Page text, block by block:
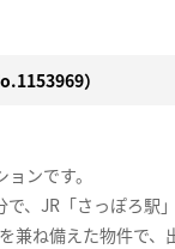
）
ンです。
、JR「さっぽろ駅
兼ね備えた物件で